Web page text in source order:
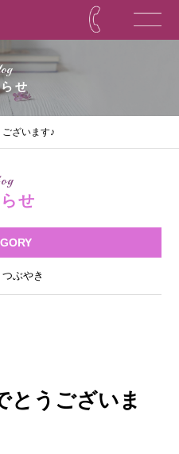
せ
ざいます♪
せ
つぶやき
とうございま